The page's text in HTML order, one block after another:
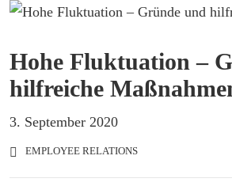
Hohe Fluktuation –
hilfreiche
3. September 2020
EMPLOYEE RELATIONS